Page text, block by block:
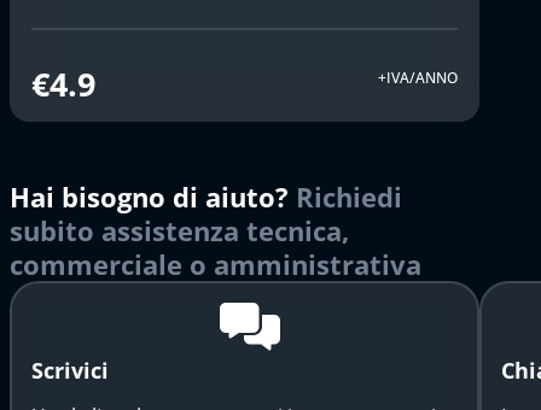
€4.9 +IVA/ANNO
Hai bisogno di aiuto? Richiedi
subito assistenza tecnica,
commerciale o amministrativa
Scrivici